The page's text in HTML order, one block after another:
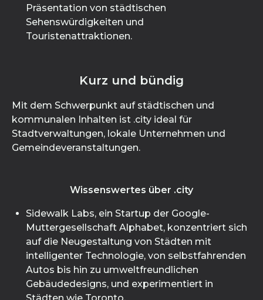
Präsentation von städtischen
Sehenswürdigkeiten und
Touristenattraktionen.
Kurz und bündig
Mit dem Schwerpunkt auf städtischen und
kommunalen Inhalten ist .city ideal für
Stadtverwaltungen, lokale Unternehmen und
Gemeindeveranstaltungen.
Wissenswertes über .city
Sidewalk Labs, ein Startup der Google-
Muttergesellschaft Alphabet, konzentriert sich
auf die Neugestaltung von Städten mit
intelligenter Technologie, von selbstfahrenden
Autos bis hin zu umweltfreundlichen
Gebäudedesigns, und experimentiert in